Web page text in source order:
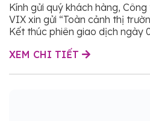
Kính gửi quý khách hàng,
VIX xin gửi “Toàn cảnh thị
Kết thúc phiên giao dịch ngày
XEM CHI TIẾT